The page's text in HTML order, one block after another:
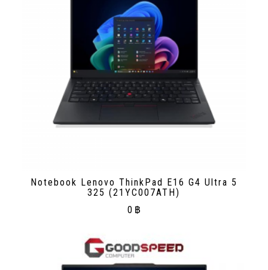
Notebook Lenovo ThinkPad E16 G4 Ultra 5
325 (21YC007ATH)
0 ฿